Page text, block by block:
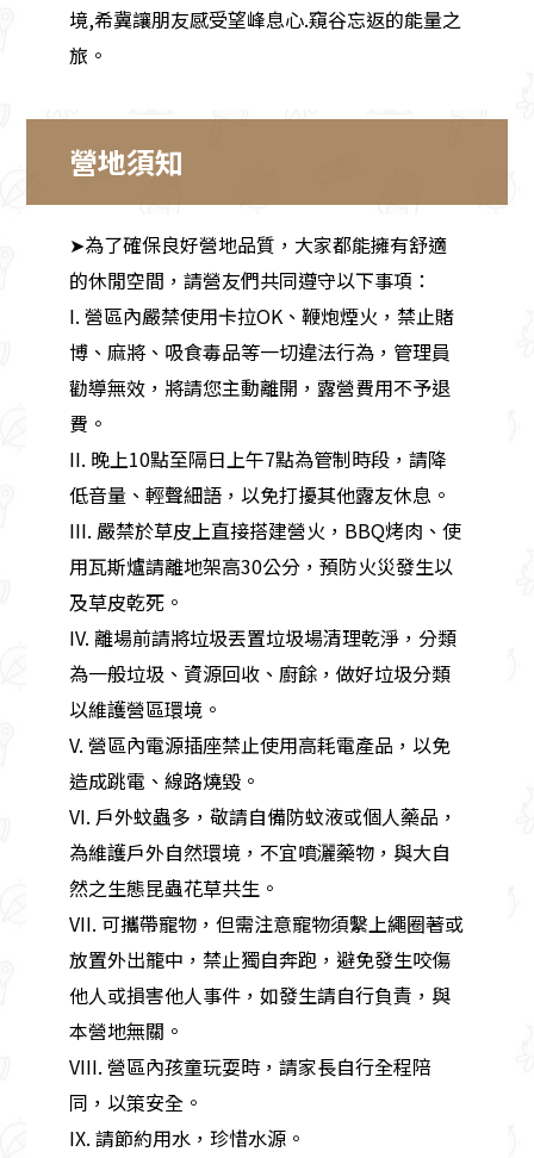
境,希冀讓朋友感受望峰息心.窺谷忘返的能量之
旅。
營地須知
➤為了確保良好營地品質，大家都能擁有舒適
的休閒空間，請營友們共同遵守以下事項：
I. 營區內嚴禁使用卡拉OK、鞭炮煙火，禁止賭
博、麻將、吸食毒品等一切違法行為，管理員
勸導無效，將請您主動離開，露營費用不予退
費。
II. 晚上10點至隔日上午7點為管制時段，請降
低音量、輕聲細語，以免打擾其他露友休息。
III. 嚴禁於草皮上直接搭建營火，BBQ烤肉、使
用瓦斯爐請離地架高30公分，預防火災發生以
及草皮乾死。
IV. 離場前請將垃圾丟置垃圾場清理乾淨，分類
為一般垃圾、資源回收、廚餘，做好垃圾分類
以維護營區環境。
V. 營區內電源插座禁止使用高耗電產品，以免
造成跳電、線路燒毀。
VI. 戶外蚊蟲多，敬請自備防蚊液或個人藥品，
為維護戶外自然環境，不宜噴灑藥物，與大自
然之生態昆蟲花草共生。
VII. 可攜帶寵物，但需注意寵物須繫上繩圈著或
放置外出籠中，禁止獨自奔跑，避免發生咬傷
他人或損害他人事件，如發生請自行負責，與
本營地無關。
VIII. 營區內孩童玩耍時，請家長自行全程陪
同，以策安全。
IX. 請節約用水，珍惜水源。